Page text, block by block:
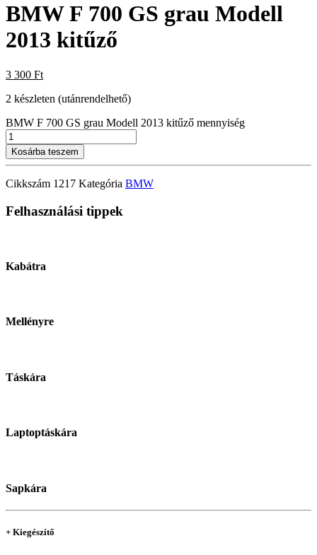
BMW F 700 GS grau Modell
2013 kitűző
3 300 Ft
2 készleten (utánrendelhető)
BMW F 700 GS grau Modell 2013 kitűző mennyiség
Kosárba teszem
Cikkszám 1217 Kategória BMW
Felhasználási tippek
Kabátra
Mellényre
Táskára
Laptoptáskára
Sapkára
+ Kiegészítő